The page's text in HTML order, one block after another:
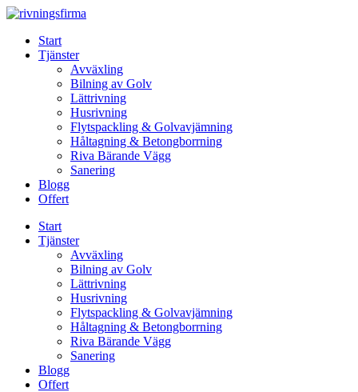
Skip
contentStart
Tjänster
Avväxling
Bilning av Golv
Lättrivning
Husrivning
Flytspackling & Golvavjämning
Håltagning & Betongborrning
Riva Bärande Vägg
Sanering
Blogg
Offert
Start
Tjänster
Avväxling
Bilning av Golv
Lättrivning
Husrivning
Flytspackling & Golvavjämning
Håltagning & Betongborrning
Riva Bärande Vägg
Sanering
Blogg
Offert